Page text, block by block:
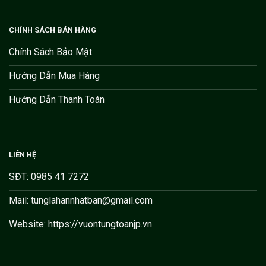
CHÍNH SÁCH BÁN HÀNG
Chính Sách Bảo Mật
Hướng Dẫn Mua Hàng
Hướng Dẫn Thanh Toán
LIÊN HỆ
SĐT: 0985 41 7272
Mail: tunglahannhatban@gmail.com
Website: https://vuontungtoanjp.vn